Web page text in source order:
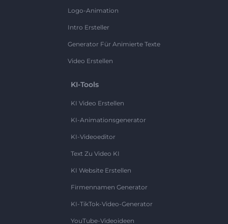
Logo-Animation
Intro Ersteller
Generator Für Animierte Texte
Video Erstellen
KI-Tools
KI Video Erstellen
KI-Animationsgenerator
KI-Videoeditor
Text Zu Video KI
KI Website Erstellen
Firmennamen Generator
KI-TikTok-Video-Generator
YouTube-Videoideen